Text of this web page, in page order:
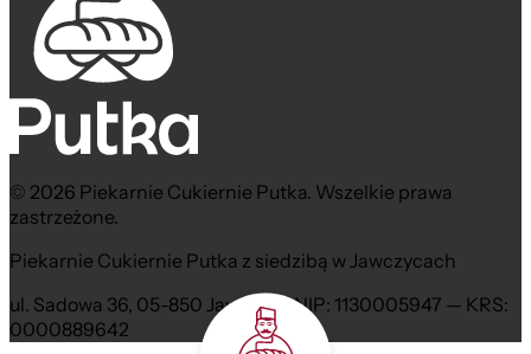
© 2026 Piekarnie Cukiernie Putka. Wszelkie prawa
zastrzeżone.
Piekarnie Cukiernie Putka z siedzibą w Jawczycach
ul. Sadowa 36, 05-850 Jawczyce NIP: 1130005947 — KRS:
0000889642